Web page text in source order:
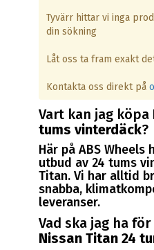
Tyvärr hittar vi inga
din sökning
Låt oss ta fram exakt
Kontakta oss direkt på
Vart kan jag köpa
tums vinterdäck?
Här på ABS
utbud av 24 tums
Titan. Vi har alltid
snabba,
leveranser.
Vad ska jag ha
Nissan Titan 24